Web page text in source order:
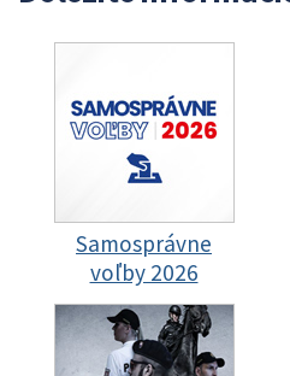
Samosprávne
voľby 2026